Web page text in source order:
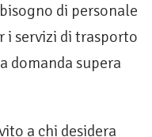
di personale
i servizi di trasporto
domanda supera
a chi desidera